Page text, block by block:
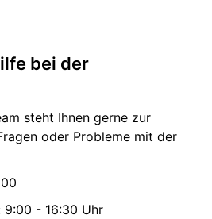
bei der
steht Ihnen gerne zur
oder Probleme mit der
- 16:30 Uhr